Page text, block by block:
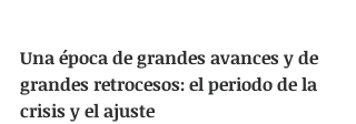
Una época de grandes avances y de
grandes retrocesos: el periodo de la
crisis y el ajuste